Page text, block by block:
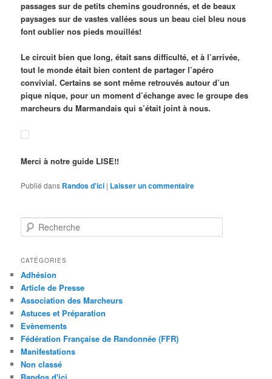
passages sur de petits chemins goudronnés, et de beaux
paysages sur de vastes vallées sous un beau ciel bleu nous
font oublier nos pieds mouillés!
Le circuit bien que long, était sans difficulté, et à l’arrivée,
tout le monde était bien content de partager l’apéro
convivial. Certains se sont même retrouvés autour d’un
pique nique, pour un moment d’échange avec le groupe des
marcheurs du Marmandais qui s’était joint à nous.
Merci à notre guide LISE!!
Publié dans Randos d'ici | Laisser un commentaire
e
h
r
c
h
e
CATÉGORIES
Adhésion
Article de Presse
Association des Marcheurs
Astuces et Préparation
Evènements
Fédération Française de Randonnée (FFR)
Manifestations
Non classé